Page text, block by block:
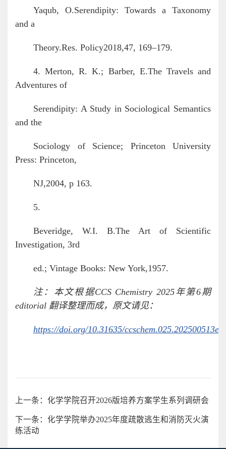
Yaqub, O.Serendipity: Towards a Taxonomy
and a
Theory.Res. Policy2018,47, 169–179.
4. Merton, R. K.; Barber, E.The Travels and
Adventures of
Serendipity: A Study in Sociological Semantics
and the
Sociology of Science; Princeton University
Press: Princeton,
NJ,2004, p 163.
5.
Beveridge, W.I. B.The Art of Scientific
Investigation, 3rd
ed.; Vintage Books: New York,1957.
注：本文根据CCS Chemistry 2025年第6期
editorial 翻译整理而成，原文请见：
https://doi.org/10.31635/
上一条：化学学院召开2026版培养方案学生系列调研会
下一条：化学学院举办2025年度疏散逃生和消防灭火演
练活动